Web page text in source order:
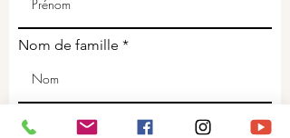
Nom de famille
Code Postal